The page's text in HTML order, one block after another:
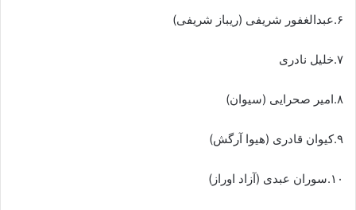
۶.عبدالغفور شریفی (ریباز شریفی)
۷.خلیل نادری
۸.امیر صحرایی (سیوان)
۹.کیوان قادری (هیوا آرگش)
۱۰.سوران عبدی (آزاد اوراز)